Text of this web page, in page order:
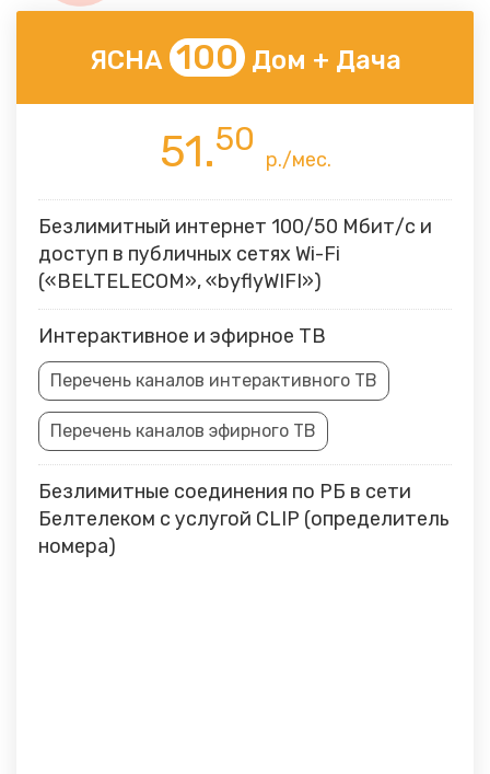
ЯСНА 100 Дом + Дача
51.50
р./мес.
Безлимитный интернет 100/50 Мбит/с и
доступ в публичных сетях Wi-Fi
(«BELTELECOM», «byflyWIFI»)
Интерактивное и эфирное ТВ
Перечень каналов интерактивного ТВ
Перечень каналов эфирного ТВ
Безлимитные соединения по РБ в сети
Белтелеком с услугой CLIP (определитель
номера)